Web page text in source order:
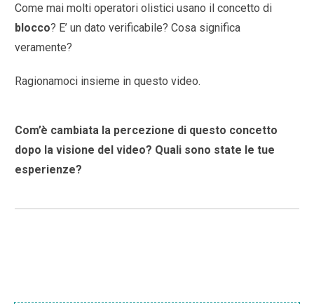
Come mai molti operatori olistici usano il concetto di
blocco? E’ un dato verificabile? Cosa significa
veramente?
Ragionamoci insieme in questo video.
Com’è cambiata la percezione di questo concetto
dopo la visione del video? Quali sono state le tue
esperienze?